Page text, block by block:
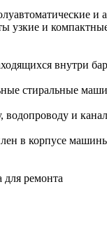
и
внутри
стиральные
и
в корпусе
ремонта